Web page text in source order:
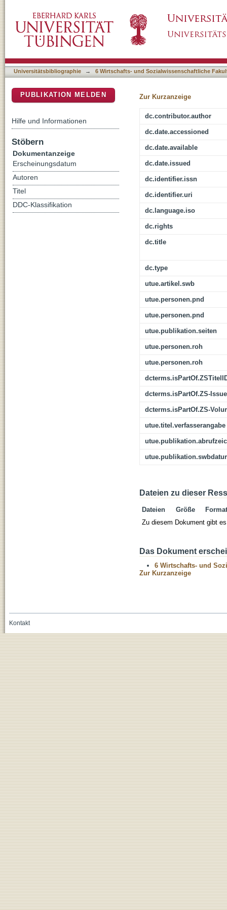
Universitätsbibliographie → 6 Wirtschafts- und Sozialwissenschaftliche
Zur Kurzanzeige
dc.contributor.author
dc.date.accessioned
dc.date.available
dc.date.issued
dc.identifier.issn
dc.identifier.uri
dc.language.iso
dc.rights
dc.title
dc.type
utue.artikel.swb
utue.personen.pnd
utue.personen.pnd
utue.publikation.seiten
utue.personen.roh
utue.personen.roh
dcterms.isPartOf.ZS-Issue
dcterms.isPartOf.ZS-
utue.titel.verfasserangabe
Dateien zu dieser
Dateien Größe
Format
Zu diesem Dokument gibt
Das Dokument
6 Wirtschafts- und
Zur Kurzanzeige
PUBLIKATION MELDEN
Hilfe und Informationen
Stöbern
Dokumentanzeige
Erscheinungsdatum
Autoren
Titel
DDC-Klassifikation
Kontakt